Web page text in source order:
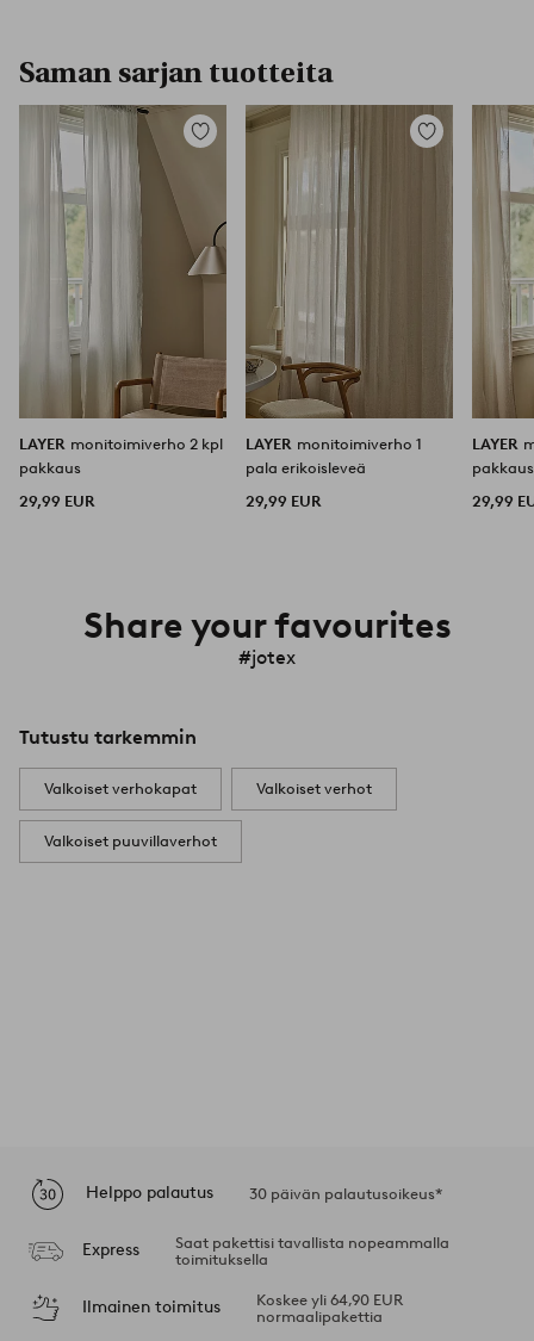
Saman sarjan tuotteita
Lisää
LAYER monitoimiverho 2 kpl
pakkaus
29,99 EUR
Lisää
LAYER monitoimiverho 1
pala erikoisleveä
29,99 EUR
LAYER
pakkaus
29,99
Share your favourites
#jotex
Tutustu tarkemmin
Valkoiset verhokapat Valkoiset verhot
Valkoiset puuvillaverhot
Helppo palautus 30 päivän palautusoikeus*
Express
Saat pakettisi tavallista nopeammalla
toimituksella
Ilmainen toimitus
Koskee yli 64,90 EUR
normaalipakettia